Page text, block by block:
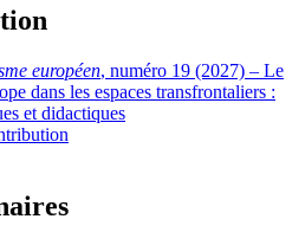
européen, numéro 19 (2027) – Le
dans les espaces transfrontaliers :
et didactiques